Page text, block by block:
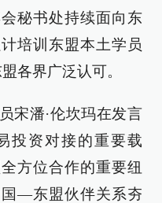
秘书处持续面向东
培训东盟本土学员
各界广泛认可。
宋潘·伦坎玛在发言
投资对接的重要载
方位合作的重要纽
—东盟伙伴关系夯